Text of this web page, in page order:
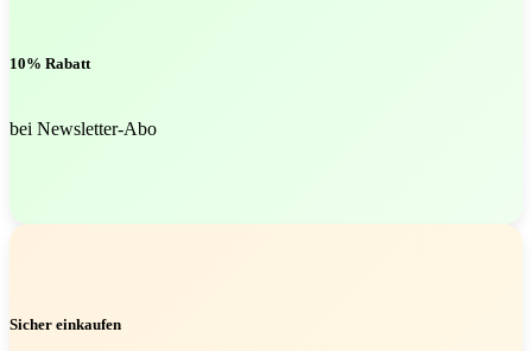
10% Rabatt
bei Newsletter-Abo
Sicher einkaufen